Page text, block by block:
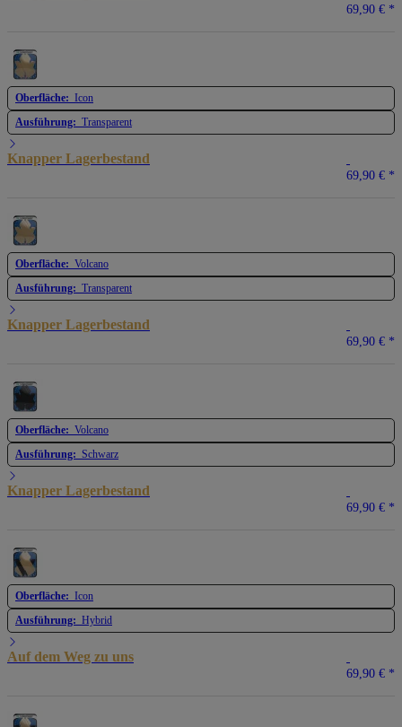
69,90 € *
Oberfläche: Icon
Ausführung: Transparent
Knapper Lagerbestand
69,90 € *
Oberfläche: Volcano
Ausführung: Transparent
Knapper Lagerbestand
69,90 € *
Oberfläche: Volcano
Ausführung: Schwarz
Knapper Lagerbestand
69,90 € *
Oberfläche: Icon
Ausführung: Hybrid
Auf dem Weg zu uns
69,90 € *